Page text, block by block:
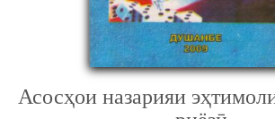
Асосҳои назарияи